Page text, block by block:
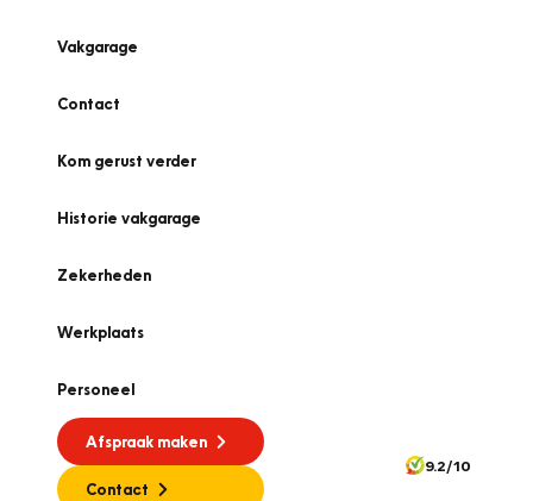
Vakgarage
Contact
Kom gerust verder
Historie vakgarage
Zekerheden
Werkplaats
Personeel
Afspraak maken
Contact
9.2/10